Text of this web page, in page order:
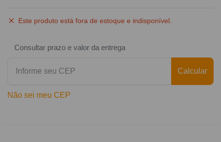
Este produto está fora de estoque e indisponível.
Consultar prazo e valor da entrega
Calcular
Não sei meu CEP